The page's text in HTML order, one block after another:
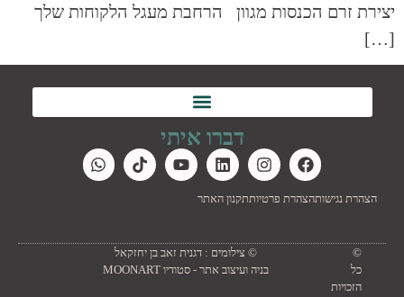
יצירת זרם הכנסות מגוון הרחבת מעגל הלקוחות שלך
[…]
דברו איתי
הצהרת נגישותהצהרת פרטיותתקנון האתר
©
כל
הזכויות
© צילומים : דגנית זאב בן יחזקאל
בניה ועיצוב אתר - סטודיו MOONART